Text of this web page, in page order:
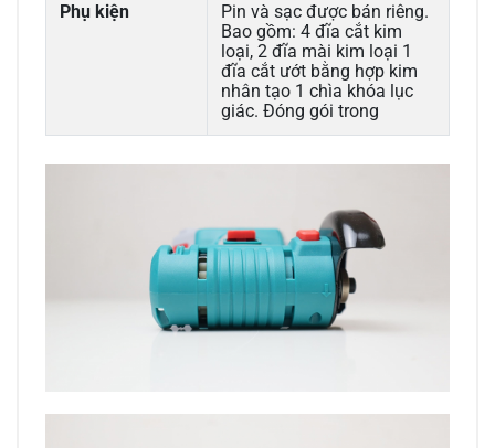
Phụ kiện
Pin và sạc được bán riêng.
Bao gồm: 4 đĩa cắt kim
loại, 2 đĩa mài kim loại 1
đĩa cắt ướt bằng hợp kim
nhân tạo 1 chìa khóa lục
giác. Đóng gói trong